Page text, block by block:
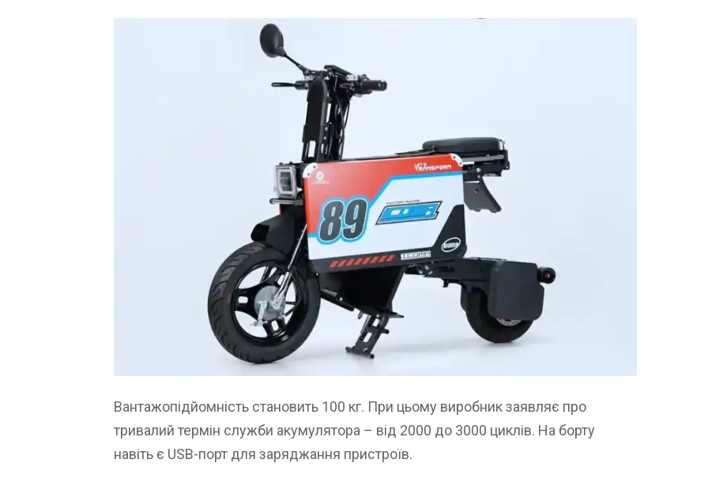
Вантажопідйомність становить 100 кг. При цьому виробник заявляє про
тривалий термін служби акумулятора – від 2000 до 3000 циклів. На борту
навіть є USB-порт для заряджання пристроїв.